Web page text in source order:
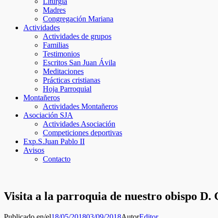
Madres
Congregación Mariana
Actividades
Actividades de grupos
Familias
Testimonios
Escritos San Juan Ávila
Meditaciones
Prácticas cristianas
Hoja Parroquial
Montañeros
Actividades Montañeros
Asociación SJA
Actividades Asociación
Competiciones deportivas
Exp.S.Juan Pablo II
Avisos
Contacto
Visita a la parroquia de nuestro obispo D.